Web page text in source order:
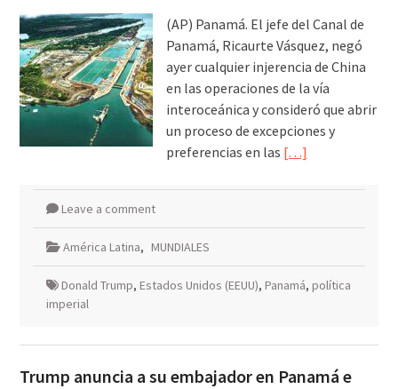
(AP) Panamá. El jefe del Canal de
Panamá, Ricaurte Vásquez, negó
ayer cualquier injerencia de China
en las operaciones de la vía
interoceánica y consideró que abrir
un proceso de excepciones y
preferencias en las […]
Leave a comment
América Latina, MUNDIALES
Donald Trump, Estados Unidos (EEUU), Panamá, política
imperial
Trump anuncia a su embajador en Panamá e